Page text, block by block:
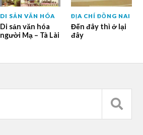
DI SẢN VĂN HÓA
Di sản văn hóa
người Mạ – Tà Lài
ĐỊA CHÍ ĐỒNG NAI
Đến đây thì ở lại
đây